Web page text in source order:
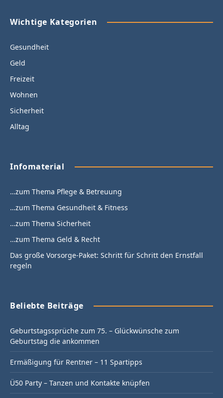
Wichtige Kategorien
Gesundheit
Geld
Freizeit
Wohnen
Sicherheit
Alltag
Infomaterial
…zum Thema Pflege & Betreuung
…zum Thema Gesundheit & Fitness
…zum Thema Sicherheit
…zum Thema Geld & Recht
Das große Vorsorge-Paket: Schritt für Schritt den Ernstfall
regeln
Beliebte Beiträge
Geburtstagssprüche zum 75. – Glückwünsche zum
Geburtstag die ankommen
Ermäßigung für Rentner – 11 Spartipps
Ü50 Party – Tanzen und Kontakte knüpfen